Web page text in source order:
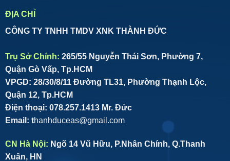
ĐỊA CHỈ
CÔNG TY TNHH TMDV XNK THÀNH ĐỨC
Trụ Sở Chính: 265/55 Nguyễn Thái Sơn, Phường 7,
Quận Gò Vấp, Tp.HCM
VPGD: 28/30/8/11 Đường TL31, Phường Thạnh Lộc,
Quận 12, Tp.HCM
Điện thoại: 078.257.1413Mr. Đức
Email: thanhduceas@gmail.com
CN Hà Nội: Ngõ 14 Vũ Hữu, P.Nhân Chính, Q.Thanh
Xuân, HN